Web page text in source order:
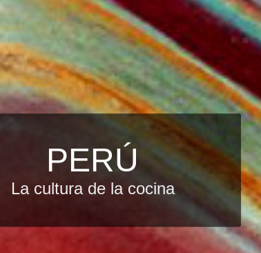
PERÚ
La cultura de la cocina